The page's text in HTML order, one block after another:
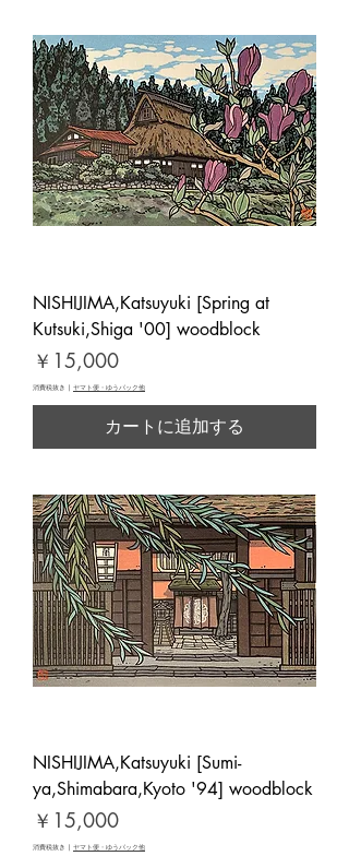
NISHIJIMA,Katsuyuki [Spring at
Kutsuki,Shiga '00] woodblock
価格
￥15,000
消費税抜き | ヤマト便・ゆうパック他
カートに追加する
NISHIJIMA,Katsuyuki [Sumi-
ya,Shimabara,Kyoto '94] woodblock
価格
￥15,000
消費税抜き | ヤマト便・ゆうパック他